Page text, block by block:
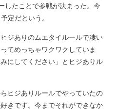
したことで参戦が決まった。今
定だという。
ジありのムエタイルールで凄い
てめっちゃワクワクしていま
にしてください」とヒジありル
ヒジありルールでやっていたの
きです。今までそれができなか